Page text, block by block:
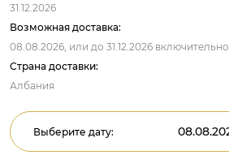
31.12.2026
Возможная доставка:
08.08.2026, или до 31.12.2026 включительно
Страна доставки:
Албания
Выберите дату: